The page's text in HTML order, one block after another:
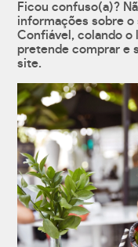
Ficou confuso(a)?
informações sobre o
Confiável, colando o
pretende comprar e
site.